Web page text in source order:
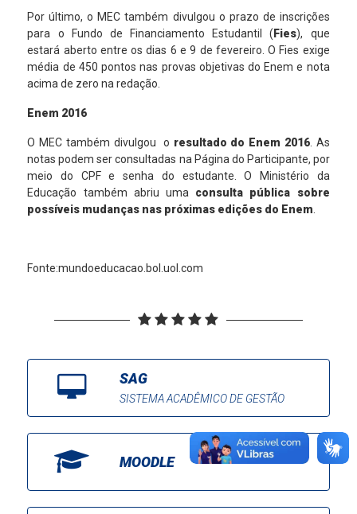
Por último, o MEC também divulgou o prazo de inscrições
para o Fundo de Financiamento Estudantil ( Fies), que
estará aberto entre os dias 6 e 9 de fevereiro. O Fies exige
média de 450 pontos nas provas objetivas do Enem e nota
acima de zero na redação.
Enem 2016
O MEC também divulgou o resultado do Enem 2016. As
notas podem ser consultadas na Página do Participante, por
meio do CPF e senha do estudante. O Ministério da
Educação também abriu uma consulta pública sobre
possíveis mudanças nas próximas edições do Enem
Fonte:mundoeducacao.bol.uol.com
SAG
SISTEMA ACADÊMICO DE GESTÃO
MOODLE